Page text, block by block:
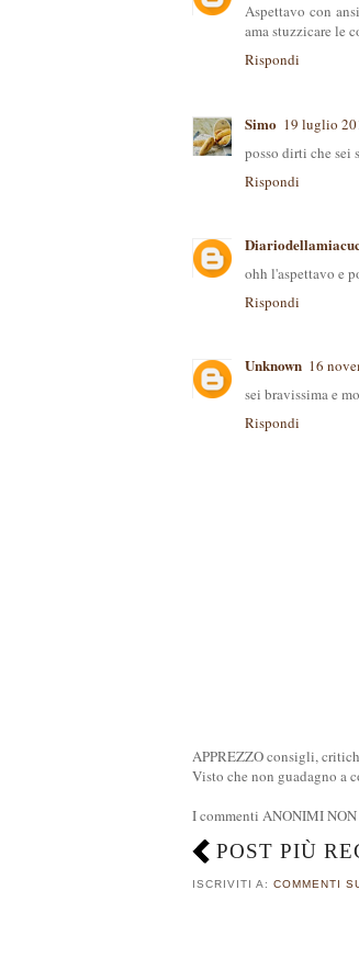
Aspettavo con
ama stuzzicare le
Rispondi
Simo 19 luglio
posso dirti che sei
Rispondi
ohh l'aspettavo e
Rispondi
Unknown 16
sei bravissima e
Rispondi
APPREZZO consigli,
Visto che non guadagno a
I commenti ANONIMI
POST PIÙ
ISCRIVITI A: COMMENTI